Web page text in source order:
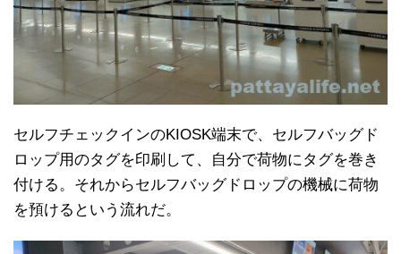
セルフチェックインのKIOSK端末で、セルフバッグド
ロップ用のタグを印刷して、自分で荷物にタグを巻き
付ける。それからセルフバッグドロップの機械に荷物
を預けるという流れだ。